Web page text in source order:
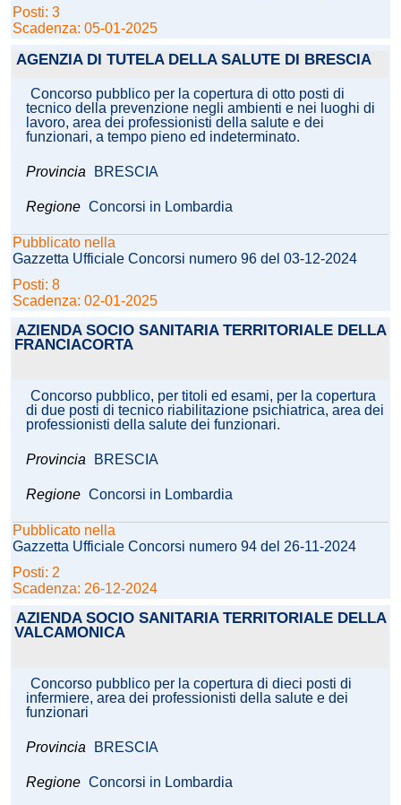
Posti: 3
Scadenza: 05-01-2025
AGENZIA DI TUTELA DELLA SALUTE DI BRESCIA
Concorso pubblico per la copertura di otto posti di
tecnico della prevenzione negli ambienti e nei luoghi di
lavoro, area dei professionisti della salute e dei
funzionari, a tempo pieno ed indeterminato.
Provincia BRESCIA
Regione Concorsi in Lombardia
Pubblicato nella
Gazzetta Ufficiale Concorsi numero 96 del 03-12-2024
Posti: 8
Scadenza: 02-01-2025
AZIENDA SOCIO SANITARIA TERRITORIALE DELLA
FRANCIACORTA
Concorso pubblico, per titoli ed esami, per la copertura
di due posti di tecnico riabilitazione psichiatrica, area dei
professionisti della salute dei funzionari.
Provincia BRESCIA
Regione Concorsi in Lombardia
Pubblicato nella
Gazzetta Ufficiale Concorsi numero 94 del 26-11-2024
Posti: 2
Scadenza: 26-12-2024
AZIENDA SOCIO SANITARIA TERRITORIALE DELLA
VALCAMONICA
Concorso pubblico per la copertura di dieci posti di
infermiere, area dei professionisti della salute e dei
funzionari
Provincia BRESCIA
Regione Concorsi in Lombardia